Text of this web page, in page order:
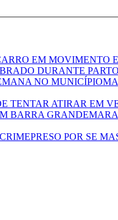
EM MOVIMENTO
DURANTE
TENTAR ATIRAR EM
PRESO POR SE